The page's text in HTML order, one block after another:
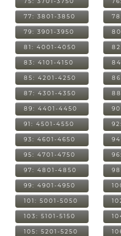
77: 3801-3850
79: 3901-3950
81: 4001-4050
83: 4101-4150
85: 4201-4250
87: 4301-4350
89: 4401-4450
91: 4501-4550
93: 4601-4650
95: 4701-4750
97: 4801-4850
99: 4901-4950
101: 5001-5050
103: 5101-5150
105: 5201-5250